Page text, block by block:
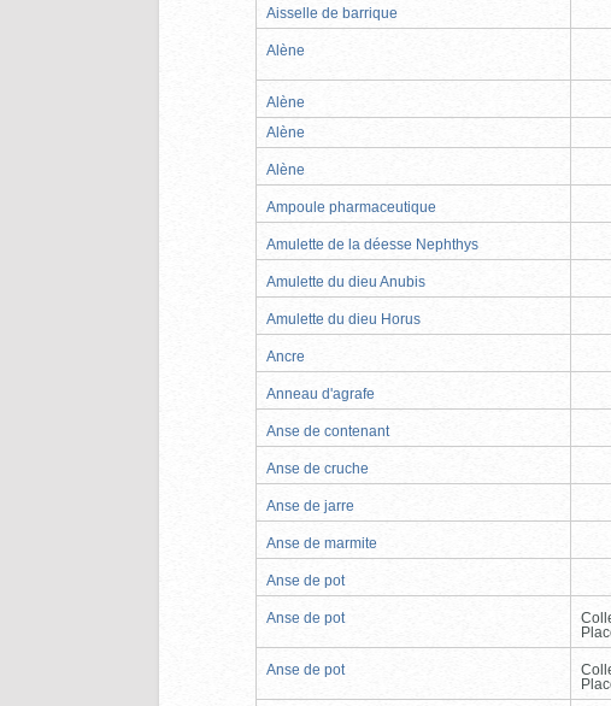
Aisselle de barrique
Alène
Alène
Alène
Alène
Ampoule pharmaceutique
Amulette de la déesse Nephthys
Amulette du dieu Anubis
Amulette du dieu Horus
Ancre
Anneau d'agrafe
Anse de contenant
Anse de cruche
Anse de jarre
Anse de marmite
Anse de pot
Anse de pot
Anse de pot